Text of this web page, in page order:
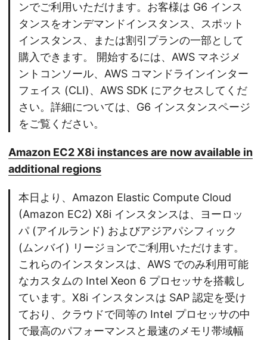
ンでご利用いただけます。お客様は G6 インス
タンスをオンデマンドインスタンス、スポット
インスタンス、または割引プランの一部として
購入できます。 開始するには、AWS マネジメ
ントコンソール、AWS コマンドラインインター
フェイス (CLI)、AWS SDK にアクセスしてくだ
さい。詳細については、G6 インスタンスページ
をご覧ください。
Amazon EC2 X8i instances are now available in
additional regions
本日より、Amazon Elastic Compute Cloud
(Amazon EC2) X8i インスタンスは、ヨーロッ
パ (アイルランド) およびアジアパシフィック
(ムンバイ) リージョンでご利用いただけます。
これらのインスタンスは、AWS でのみ利用可能
なカスタムの Intel Xeon 6 プロセッサを搭載し
ています。X8i インスタンスは SAP 認定を受け
ており、クラウドで同等の Intel プロセッサの中
で最高のパフォーマンスと最速のメモリ帯域幅